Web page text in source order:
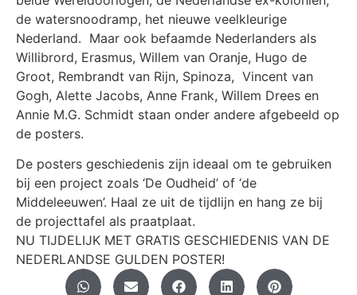
de watersnoodramp, het nieuwe veelkleurige
Nederland. Maar ook befaamde Nederlanders als
Willibrord, Erasmus, Willem van Oranje, Hugo de
Groot, Rembrandt van Rijn, Spinoza, Vincent van
Gogh, Alette Jacobs, Anne Frank, Willem Drees en
Annie M.G. Schmidt staan onder andere afgebeeld op
de posters.
De posters geschiedenis zijn ideaal om te gebruiken
bij een project zoals ‘De Oudheid’ of ‘de
Middeleeuwen’. Haal ze uit de tijdlijn en hang ze bij
de projecttafel als praatplaat.
NU TIJDELIJK MET GRATIS GESCHIEDENIS VAN DE
NEDERLANDSE GULDEN POSTER!